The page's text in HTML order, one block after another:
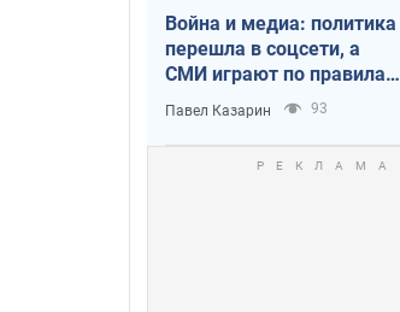
Война и медиа: политика
перешла в соцсети, а
СМИ играют по правилам
YouTube
Павел Казарин 93